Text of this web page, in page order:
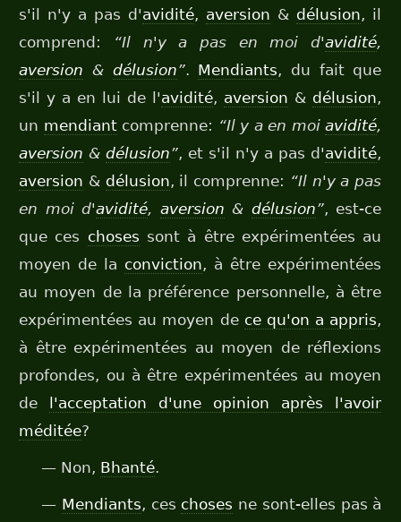
s'il n'y a pas d'avidité, aversion & délusion, il
comprend:
“Il n'y a pas en moi d'avidité,
aversion & délusion”. Mendiants, du fait que
s'il y a en lui de l'avidité, aversion & délusion,
un mendiantcomprenne: “Il y a en moiavidité,
aversion &délusion”, et s'il n'y a pas d'avidité,
aversion & délusion, il comprenne: “Il n'y a pas
en moi d'avidité, aversion & délusion”, est-ce
que ces choses sont à être expérimentées au
moyen de la conviction, à être expérimentées
au moyen de la préférence personnelle, à être
expérimentées au moyen de ce qu'on a appris,
à être expérimentées au moyen de réflexions
profondes, ou à être expérimentées au moyen
de
l'acceptation d'une opinion après l'avoir
méditée?
— Non, Bhanté.
— Mendiants, ces choses ne sont-elles pas à